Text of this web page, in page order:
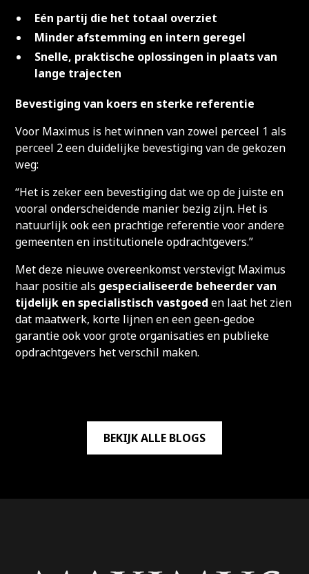
Eén partij die het totaal overziet
Minder afstemming en intern geregel
Snelle, praktische oplossingen in plaats van
lange trajecten
Bevestiging van koers en sterke referentie
Voor Maximus is het winnen van zowel perceel 1 als
perceel 2 een duidelijke bevestiging van de gekozen
weg:
“Het is zeker een bevestiging dat we op de juiste en
vooral onderscheidende manier bezig zijn. Het is
natuurlijk ook een prachtige referentie voor andere
gemeenten en institutionele opdrachtgevers.”
Met deze nieuwe overeenkomst verstevigt Maximus
haar positie als gespecialiseerde beheerder van
tijdelijk en specialistisch vastgoed en laat het zien
dat maatwerk, korte lijnen en een geen-gedoe
garantie ook voor grote organisaties en publieke
opdrachtgevers het verschil maken.
BEKIJK ALLE BLOGS